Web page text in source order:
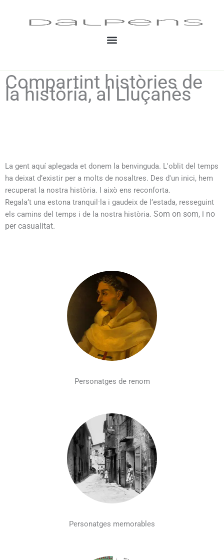
Compartint històries de
la història, al Lluçanès
La gent aquí aplegada et donem la benvinguda. L'oblit del temps
ha deixat d’existir per a molts de nosaltres. Des d'un inici, hem
recuperat la nostra història. I això ens reconforta.
Regala’t una estona tranquil·la i gaudeix de l’estada, resseguint
els camins del temps i de la nostra història. Som on som, i no
per casualitat.
Personatges de renom
Personatges memorables